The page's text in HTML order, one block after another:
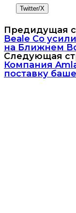
Twitter/X
Предидущая
Beale Co
на Ближнем
Следующая
Компания
поставку